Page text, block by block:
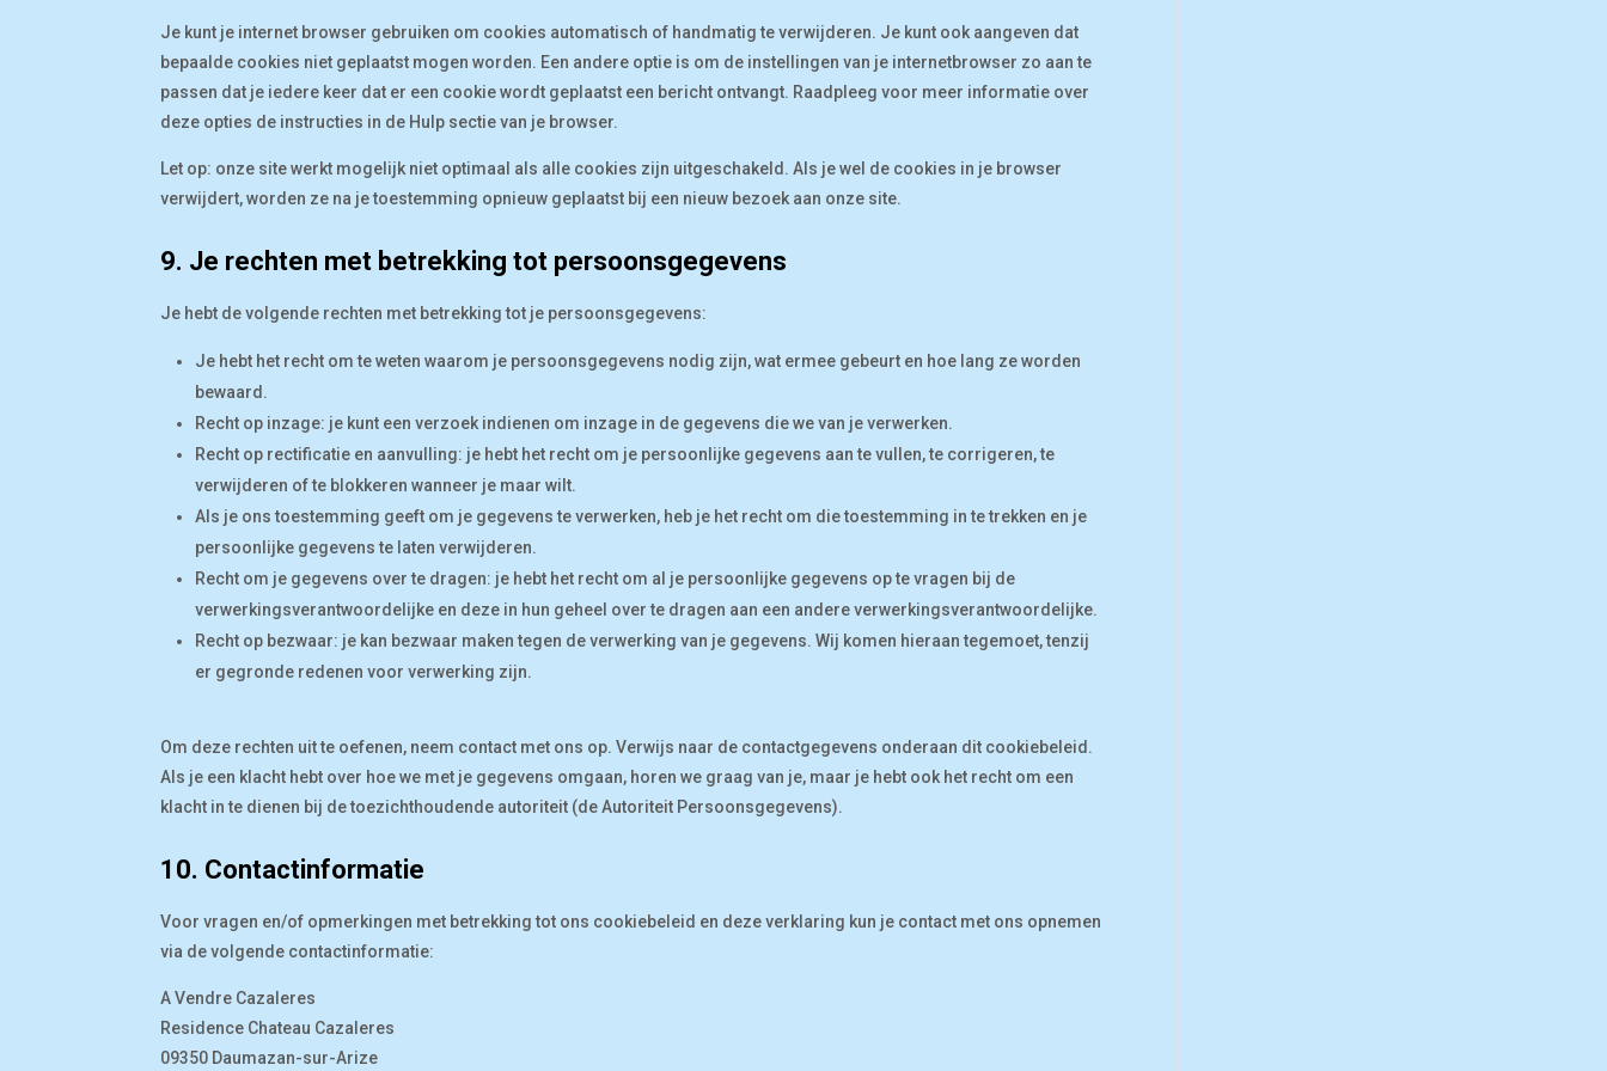
Je kunt je internet browser gebruiken om cookies automatisch of handmatig te verwijderen. Je kunt ook aangeven dat
bepaalde cookies niet geplaatst mogen worden. Een andere optie is om de instellingen van je internetbrowser zo aan te
passen dat je iedere keer dat er een cookie wordt geplaatst een bericht ontvangt. Raadpleeg voor meer informatie over
deze opties de instructies in de Hulp sectie van je browser.
Let op: onze site werkt mogelijk niet optimaal als alle cookies zijn uitgeschakeld. Als je wel de cookies in je browser
verwijdert, worden ze na je toestemming opnieuw geplaatst bij een nieuw bezoek aan onze site.
9. Je rechten met betrekking tot persoonsgegevens
Je hebt de volgende rechten met betrekking tot je persoonsgegevens:
Je hebt het recht om te weten waarom je persoonsgegevens nodig zijn, wat ermee gebeurt en hoe lang ze worden
bewaard.
Recht op inzage: je kunt een verzoek indienen om inzage in de gegevens die we van je verwerken.
Recht op rectificatie en aanvulling: je hebt het recht om je persoonlijke gegevens aan te vullen, te corrigeren, te
verwijderen of te blokkeren wanneer je maar wilt.
Als je ons toestemming geeft om je gegevens te verwerken, heb je het recht om die toestemming in te trekken en je
persoonlijke gegevens te laten verwijderen.
Recht om je gegevens over te dragen: je hebt het recht om al je persoonlijke gegevens op te vragen bij de
verwerkingsverantwoordelijke en deze in hun geheel over te dragen aan een andere verwerkingsverantwoordelijke.
Recht op bezwaar: je kan bezwaar maken tegen de verwerking van je gegevens. Wij komen hieraan tegemoet, tenzij
er gegronde redenen voor verwerking zijn.
Om deze rechten uit te oefenen, neem contact met ons op. Verwijs naar de contactgegevens onderaan dit cookiebeleid.
Als je een klacht hebt over hoe we met je gegevens omgaan, horen we graag van je, maar je hebt ook het recht om een
klacht in te dienen bij de toezichthoudende autoriteit (de Autoriteit Persoonsgegevens).
10. Contactinformatie
Voor vragen en/of opmerkingen met betrekking tot ons cookiebeleid en deze verklaring kun je contact met ons opnemen
via de volgende contactinformatie:
A Vendre Cazaleres
Residence Chateau Cazaleres
09350 Daumazan-sur-Arize